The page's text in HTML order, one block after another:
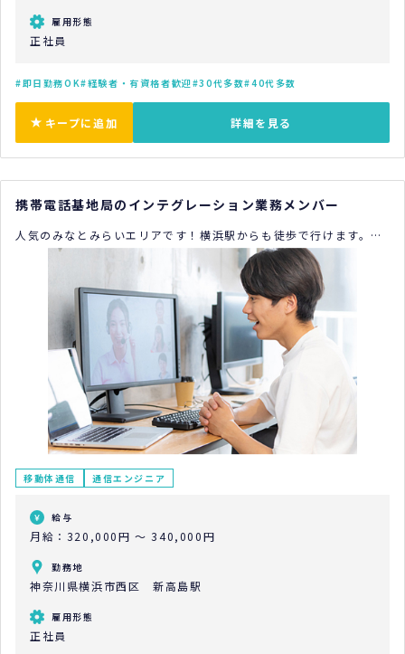
雇用形態
正社員
即日勤務OK 経験者・有資格者歓迎 30代多数 40代多数
キープに追加 詳細を見る
携帯電話基地局のインテグレーション業務メンバー
人気のみなとみらいエリアです！横浜駅からも徒歩で行けます。新
しいオフィスでやりがいのある仕事をしませんか？
移動体通信 通信エンジニア
給与
月給：320,000円 ～ 340,000円
勤務地
神奈川県横浜市西区 新高島駅
雇用形態
正社員